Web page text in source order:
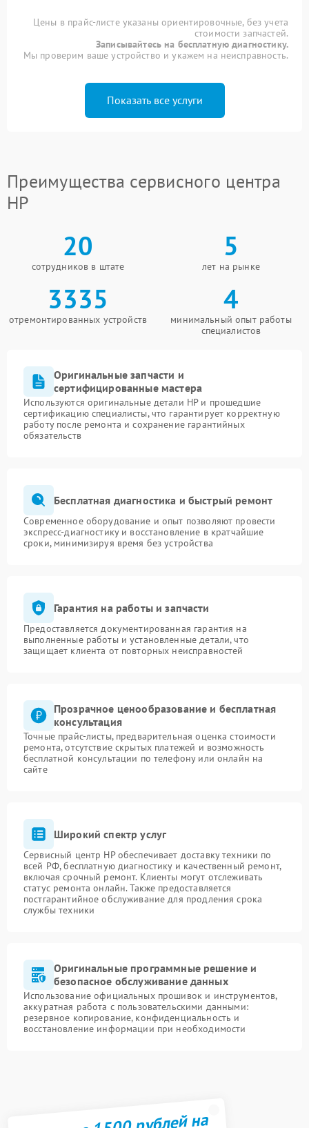
Цены в прайс-листе указаны ориентировочные, без учета
стоимости запчастей.
Записывайтесь на бесплатную диагностику.
Мы проверим ваше устройство и укажем на неисправность.
Показать все услуги
Преимущества сервисного центра
HP
20
сотрудников в штате
5
лет на рынке
3335
отремонтированных устройств
4
минимальный опыт работы
специалистов
Оригинальные запчасти и
сертифицированные мастера
Используются оригинальные детали HP и прошедшие
сертификацию специалисты, что гарантирует корректную
работу после ремонта и сохранение гарантийных
обязательств
Бесплатная диагностика и быстрый ремонт
Современное оборудование и опыт позволяют провести
экспресс-диагностику и восстановление в кратчайшие
сроки, минимизируя время без устройства
Гарантия на работы и запчасти
Предоставляется документированная гарантия на
выполненные работы и установленные детали, что
защищает клиента от повторных неисправностей
Прозрачное ценообразование и бесплатная
консультация
Точные прайс-листы, предварительная оценка стоимости
ремонта, отсутствие скрытых платежей и возможность
бесплатной консультации по телефону или онлайн на
сайте
Широкий спектр услуг
Сервисный центр HP обеспечивает доставку техники по
всей РФ, бесплатную диагностику и качественный ремонт,
включая срочный ремонт. Клиенты могут отслеживать
статус ремонта онлайн. Также предоставляется
постгарантийное обслуживание для продления срока
службы техники
Оригинальные программные решение и
безопасное обслуживание данных
Использование официальных прошивок и инструментов,
аккуратная работа с пользовательскими данными:
резервное копирование, конфиденциальность и
восстановление информации при необходимости